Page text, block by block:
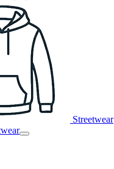
Streetwear